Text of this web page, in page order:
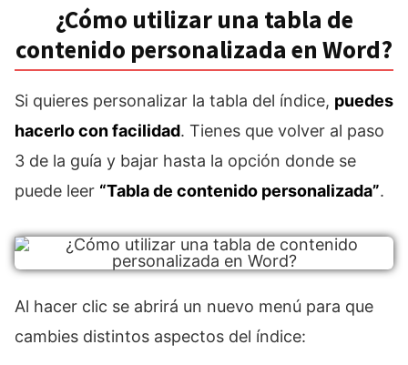
¿Cómo utilizar una tabla de
contenido personalizada en Word?
Si quieres personalizar la tabla del índice, puedes
hacerlo con facilidad. Tienes que volver al paso
3 de la guía y bajar hasta la opción donde se
puede leer “Tabla de contenido personalizada”.
Al hacer clic se abrirá un nuevo menú para que
cambies distintos aspectos del índice: